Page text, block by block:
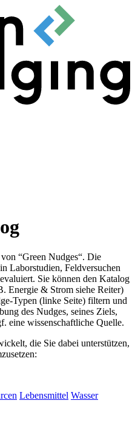
“Green Nudges“. Die
Laborstudien, Feldversuchen
Sie können den Katalog
Energie & Strom siehe Reiter)
Typen (linke Seite) filtern und
des Nudges, seines Ziels,
eine wissenschaftliche Quelle.
die Sie dabei unterstützen,
Lebensmittel Wasser